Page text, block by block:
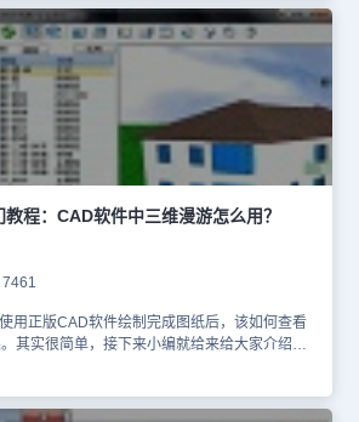
标题栏，命令自动从用户所选 中的标题栏尺
是横向的标题栏，采取合理的插入方 式并添
在下方插入横向通长标题栏时，勾选“右对齐”
，左边插入附件。附件栏：勾选“通长标题栏”
选“附件栏”后，允许图框一端加入附件栏 ，单
中可选取预先入库的附件栏，可以是设计单位
接插图框 勾选此项，允许在当前图形中直接
栏的完整图框， 而不必选择图幅尺寸和图纸
程就是小编给大家整理的浩辰CAD建筑软件
安装正版CAD建筑软件哦！
教程吧！CAD软件中插入图框的操作步骤：
建筑软件；2、然后找到菜单位置，并依次点
→插入图框(CRTK)，即可跳出【插入图框】
在当前模型空间或图纸空间插入图框，包括
框直接插入功能，预览图象框提供鼠标滚轮缩
框前按当前参数拖动图框，用于测试图幅是否
统一由图框库管理，能使用的标题栏和图框样
性标题栏支持图纸目录生成。以上就是使用正
建筑软件在CAD图纸中插入图框的操作教
绘图工作中如果如需要在CAD图纸中插入图框
图初学入门教程来尝试操作看看！
程：CAD软件中三维漫游怎么用？
7461
用正版CAD软件绘制完成图纸后，该如何查看
其实很简单，接下来小编就给来给大家介绍一
：1、首先使用浩辰CAD建筑软件打开需要用